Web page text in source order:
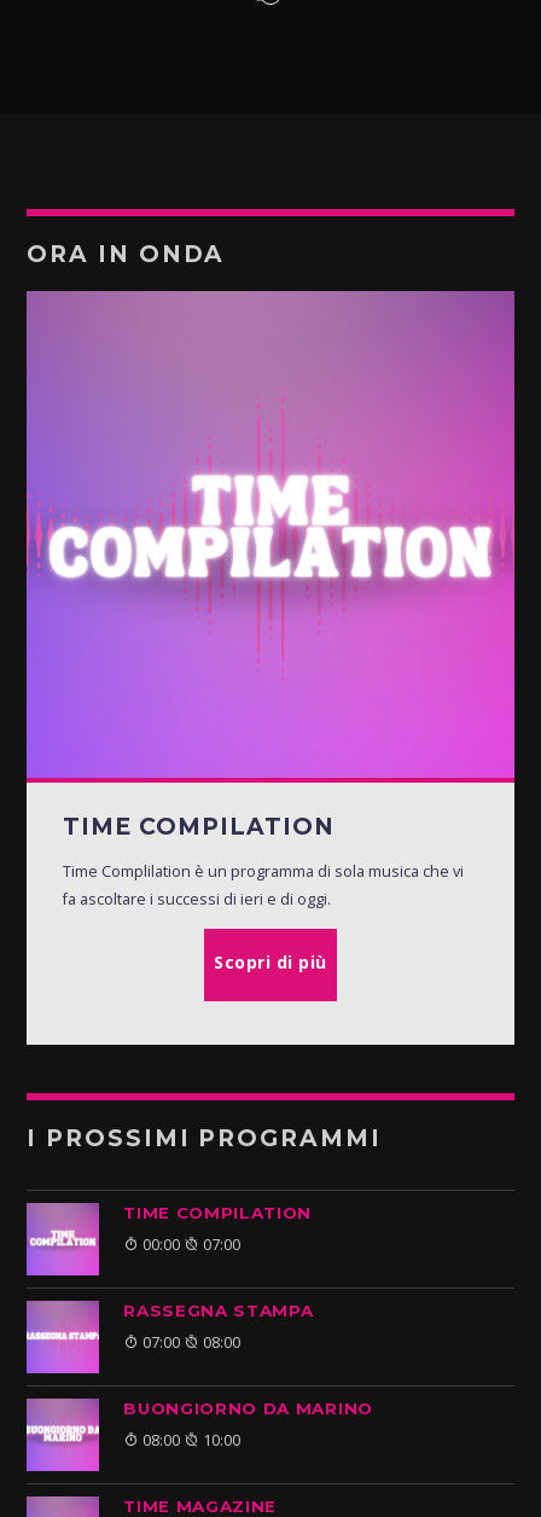
ORA IN ONDA
TIME COMPILATION
Time Complilation è un programma di sola musica che vi
fa ascoltare i successi di ieri e di oggi.
Scopri di più
I PROSSIMI PROGRAMMI
TIME COMPILATION
00:00 07:00
RASSEGNA STAMPA
07:00 08:00
BUONGIORNO DA MARINO
08:00 10:00
TIME MAGAZINE